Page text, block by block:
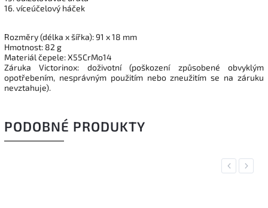
16. víceúčelový háček
Rozměry (délka x šířka): 91 x 18 mm
Hmotnost: 82 g
Materiál čepele: X55CrMo14
Záruka Victorinox: doživotní (poškození způsobené obvyklým
opotřebením, nesprávným použitím nebo zneužitím se na záruku
nevztahuje).
PODOBNÉ PRODUKTY
Previous
Next